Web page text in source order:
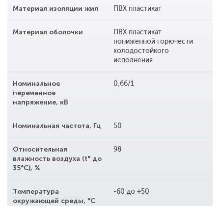
Материал изоляции жил ПВХ пластикат
Материал оболочки
ПВХ пластикат
пониженной горючести
холодостойкого
исполнения
Номинальное
переменное
напряжение, кВ
0,66/1
Номинальная частота, Гц 50
Относительная
влажность воздуха (t° до
35°С), %
98
Температура
окружающей среды, °С
-60 до +50